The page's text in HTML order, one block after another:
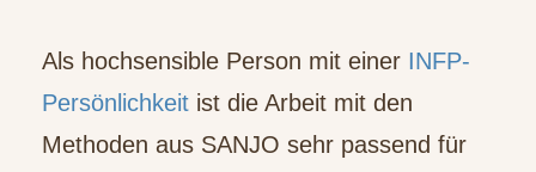
Als hochsensible Person mit einer INFP-
Persönlichkeit ist die Arbeit mit den
Methoden aus SANJO sehr passend für